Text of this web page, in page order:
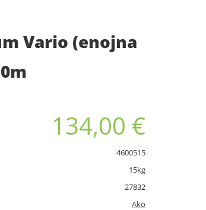
Vario (enojna
134,00 €
4600515
15kg
27832
Ako